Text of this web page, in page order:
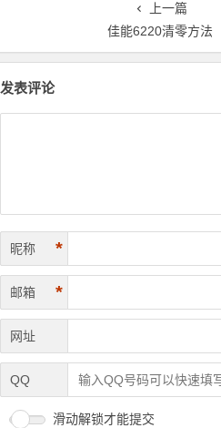
上一篇
佳能6220清零方法
发表评论
昵称 *
邮箱 *
网址
QQ
滑动解锁才能提交